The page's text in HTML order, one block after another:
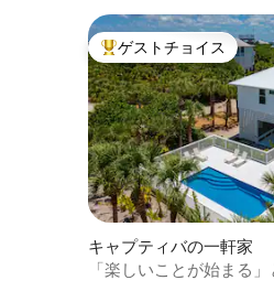
大好評のゲストチョイ
ゲストチョイス
キャプティバの一軒家
「楽しいことが始まる